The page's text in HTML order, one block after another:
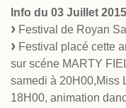
Info du 03 Juillet 2015
Festival de Royan
Festival placé cette
sur scéne MARTY
samedi à 20H00,Miss
18H00, animation